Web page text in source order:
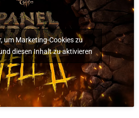
um Marketing-Cookies zu
diesen Inhalt zu aktivieren